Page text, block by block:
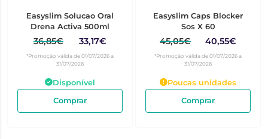
Easyslim Solucao Oral
Drena Activa 500ml
36,85€ 33,17€
*Promoção válida de 01/07/2026 a
31/07/2026
Disponível
Comprar
Easyslim Caps Blocker
Sos X 60
45,05€ 40,55€
*Promoção válida de 01/07/2026 a
31/07/2026
Poucas unidades
Comprar